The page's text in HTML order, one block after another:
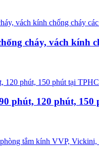
cháy, vách
phút, 120 phút,